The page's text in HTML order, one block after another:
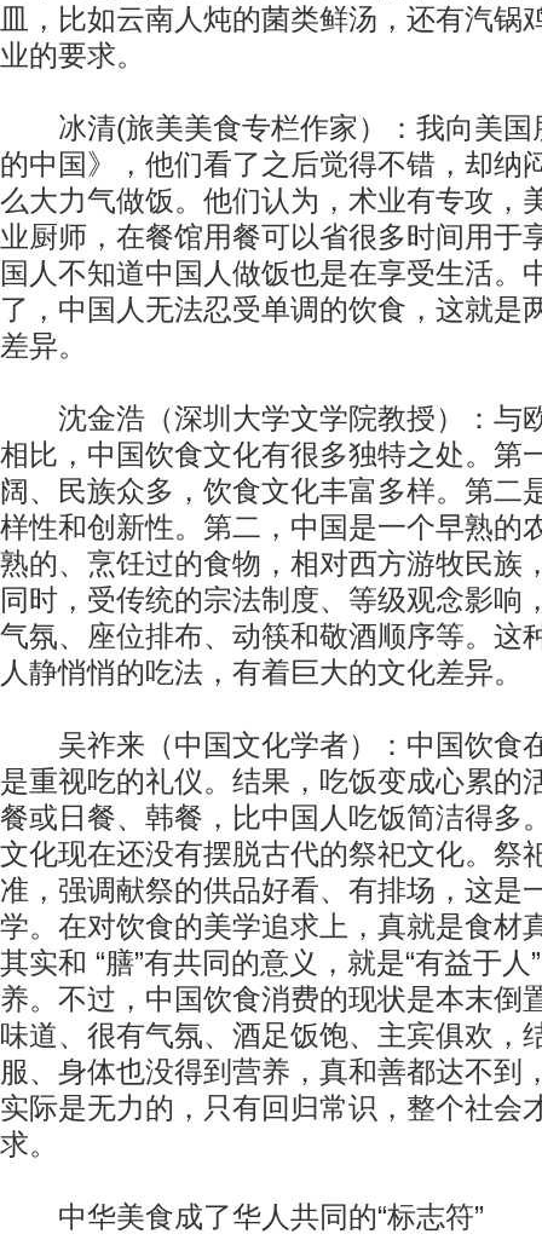
皿，比如云南人炖的菌类鲜汤，还有汽锅
业的要求。
冰清(旅美美食专栏作家）：我向美国
的中国》，他们看了之后觉得不错，却纳
么大力气做饭。他们认为，术业有专攻，
业厨师，在餐馆用餐可以省很多时间用于
国人不知道中国人做饭也是在享受生活。
了，中国人无法忍受单调的饮食，这就是
差异。
沈金浩（深圳大学文学院教授）：与
相比，中国饮食文化有很多独特之处。第
阔、民族众多，饮食文化丰富多样。第二
样性和创新性。第二，中国是一个早熟的
熟的、烹饪过的食物，相对西方游牧民族
同时，受传统的宗法制度、等级观念影响
气氛、座位排布、动筷和敬酒顺序等。这
人静悄悄的吃法，有着巨大的文化差异。
吴祚来（中国文化学者）：中国饮食
是重视吃的礼仪。结果，吃饭变成心累的
餐或日餐、韩餐，比中国人吃饭简洁得多
文化现在还没有摆脱古代的祭祀文化。祭
准，强调献祭的供品好看、有排场，这是
学。在对饮食的美学追求上，真就是食材
其实和 “膳”有共同的意义，就是“有益于
养。不过，中国饮食消费的现状是本末倒
味道、很有气氛、酒足饭饱、主宾俱欢，
服、身体也没得到营养，真和善都达不到
实际是无力的，只有回归常识，整个社会
求。
中华美食成了华人共同的“标志符”